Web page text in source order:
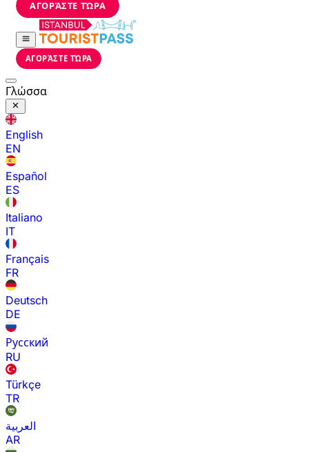
ΑΓΟΡΆΣΤΕ ΤΏΡΑ
ΑΓΟΡΆΣΤΕ ΤΏΡΑ
Γλώσσα
English
EN
Español
ES
Italiano
IT
Français
FR
Deutsch
DE
Русский
RU
Türkçe
TR
العربية
AR